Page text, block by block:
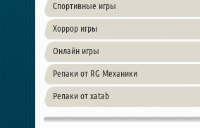
Спортивные игры
Хоррор игры
Онлайн игры
Репаки от RG Механики
Репаки от xatab